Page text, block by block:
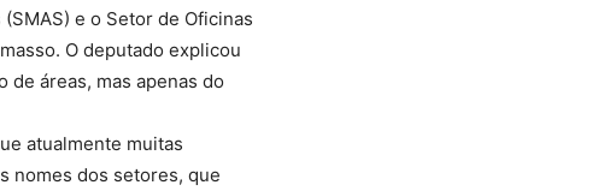
e o Setor de Oficinas
O deputado explicou
de áreas, mas apenas do
atualmente muitas
nomes dos setores, que